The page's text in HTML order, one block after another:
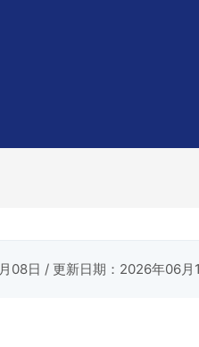
08日 / 更新日期：2026年06月